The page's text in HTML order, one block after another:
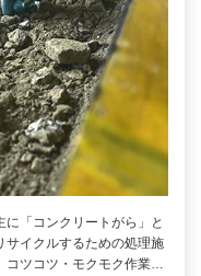
「コンクリートがら」と
サイクルするための処理施
ツコツ・モクモク作業…